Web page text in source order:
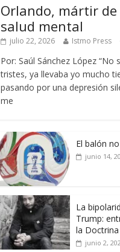
Orlando, mártir de
salud mental
julio 22, 2026 Istmo Press
Por: Saúl Sánchez López “No
tristes, ya llevaba yo mucho
pasando por una depresión
me
El balón
junio 14,
La
Trump:
la
junio 2,